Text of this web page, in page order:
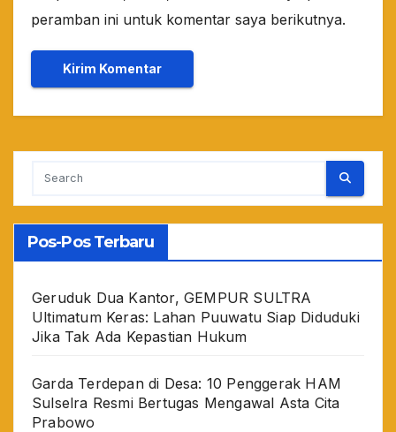
peramban ini untuk komentar saya berikutnya.
Pos-Pos Terbaru
Geruduk Dua Kantor, GEMPUR SULTRA
Ultimatum Keras: Lahan Puuwatu Siap Diduduki
Jika Tak Ada Kepastian Hukum
Garda Terdepan di Desa: 10 Penggerak HAM
Sulselra Resmi Bertugas Mengawal Asta Cita
Prabowo